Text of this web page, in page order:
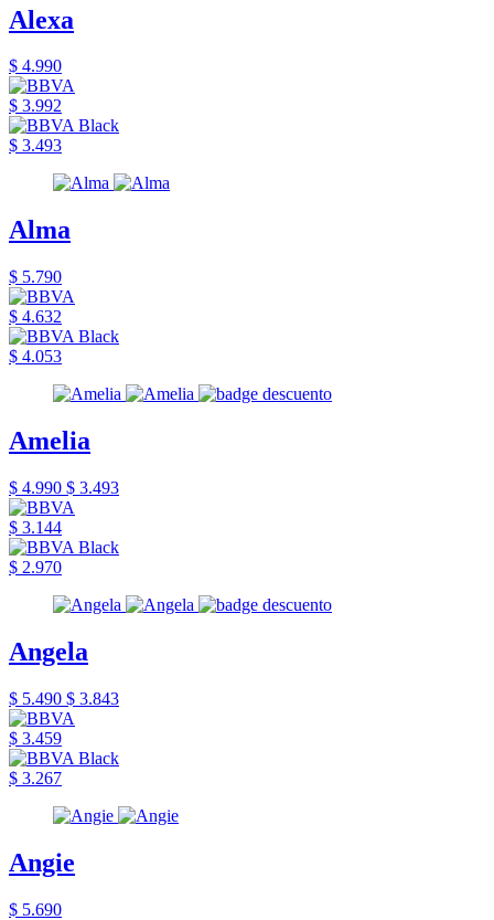
Alexa
$ 4.990
$ 3.992
$ 3.493
Alma
$ 5.790
$ 4.632
$ 4.053
Amelia
$ 4.990 $ 3.493
$ 3.144
$ 2.970
Angela
$ 5.490 $ 3.843
$ 3.459
$ 3.267
Angie
$ 5.690